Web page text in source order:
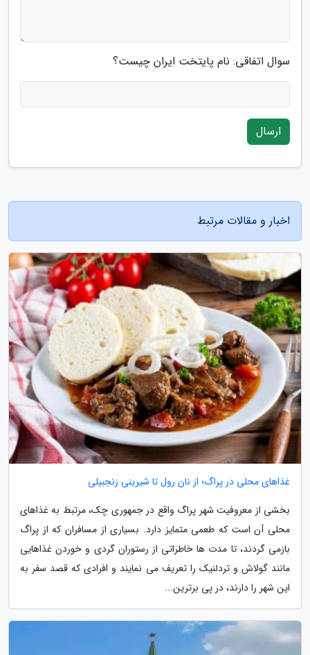
سوال اتفاقی: نام پایتخت ایران چیست؟
ارسال
اخبار و مقالات مرتبط
غذاهای محلی در پراگ؛ از نان رول تا شیرینی زنجبیلی
بخشی از معروفیت شهر پراگ واقع در جمهوری چک، مرتبط به غذاهای
محلی آن است که طعمی متمایز دارد. بسیاری از مسافران که از پراگ
بازمی گردند، تا مدت ها خاطراتی از رستوران گردی و خوردن غذاهایی
مانند گولاش و تردلنیک را تعریف می نمایند و افرادی که قصد سفر به
این شهر را دارند، در پی برترین...